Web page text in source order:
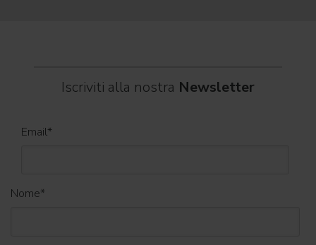
Iscriviti alla nostra Newsletter
Email*
Nome*